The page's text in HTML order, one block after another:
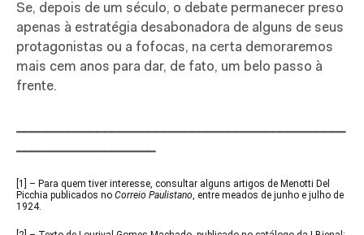
Se, depois de um século, o debate permanecer preso
apenas à estratégia desabonadora de alguns de seus
protagonistas ou a fofocas, na certa demoraremos
mais cem anos para dar, de fato, um belo passo à
frente.
[1]
– Para quem tiver interesse, consultar alguns artigos de Menotti Del
Picchia publicados no Correio Paulistano, entre meados de junho e julho de
1924.